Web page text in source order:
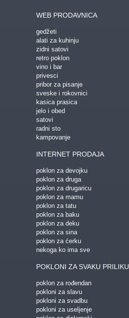
WEB PRODAVNICA
gedžeti
alati za kuhinju
zidni satovi
retro poklon
vino i bar
privesci
pribor za pisanje
sveske i rokovnici
kasica prasica
jelo i obed
satovi
radni sto
kampovanje
INTERNET PRODAJA
poklon za devojku
poklon za druga
poklon za drugaricu
poklon za mamu
poklon za tatu
poklon za baku
poklon za deku
poklon za sina
poklon za ćerku
nekoga ko ima sve
POKLONI ZA SVAKU PRILIKU
poklon za rođendan
pokloni za slavu
pokloni za svadbu
pokloni za useljenje